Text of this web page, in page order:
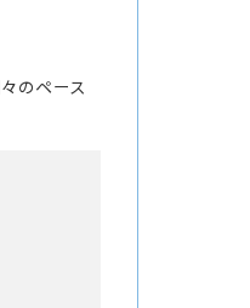
のペース